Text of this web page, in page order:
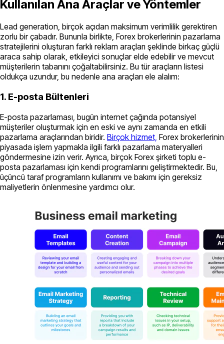
Kullanılan Ana Araçlar ve Yöntemler
Lead generation, birçok açıdan maksimum verimlilik gerektiren
zorlu bir çabadır. Bununla birlikte, Forex brokerlerinin pazarlama
stratejilerini oluşturan farklı reklam araçları şeklinde birkaç güçlü
araca sahip olarak, etkileyici sonuçlar elde edebilir ve mevcut
müşterilerin tabanını çoğaltabilirsiniz. Bu tür araçların listesi
oldukça uzundur, bu nedenle ana araçları ele alalım:
1. E-posta Bültenleri
E-posta pazarlaması, bugün internet çağında potansiyel
müşteriler oluşturmak için en eski ve aynı zamanda en etkili
pazarlama araçlarından biridir. Birçok hizmet, Forex brokerlerinin
piyasada işlem yapmakla ilgili farklı pazarlama materyalleri
göndermesine izin verir. Ayrıca, birçok Forex şirketi toplu e-
posta pazarlaması için kendi programlarını geliştirmektedir. Bu,
üçüncü taraf programların kullanımı ve bakımı için gereksiz
maliyetlerin önlenmesine yardımcı olur.